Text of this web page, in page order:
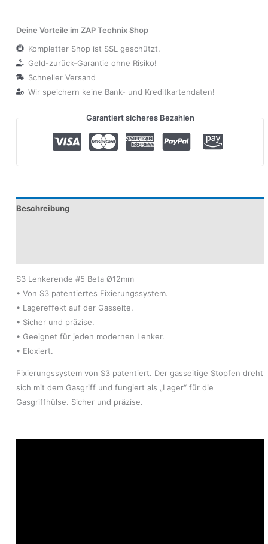
Deine Vorteile im ZAP Technix Shop
Kompletter Shop ist SSL geschützt.
Geld-zurück-Garantie ohne Risiko!
Schneller Versand
Wir speichern keine Bank- und Kreditkartendaten!
Garantiert sicheres Bezahlen
Beschreibung
S3 Lenkerende #5 Beta Ø12mm
• Von S3 patentiertes Fixierungssystem.
• Lagereffekt auf der Gasseite.
• Sicher und präzise.
• Geeignet für jeden modernen Lenker.
• Eloxiert.
Fixierungssystem von S3 patentiert. Der gasseitige Stopfen dreht
sich mit dem Gasgriff und fungiert als „Lager“ für die
Gasgriffhülse. Sicher und präzise.